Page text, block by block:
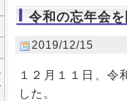
令和の忘年会
2019/12/15
１２月１１日、令
した。